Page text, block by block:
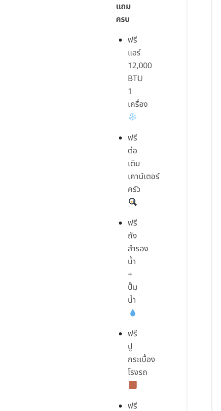
แถม
ครบ
ฟรี
แอร์
12,000
BTU
1
เครื่อง
ฟรี
ต่อ
เติม
เคาน์เตอร์
ครัว
ฟรี
ถัง
สำรอง
น้ำ
+
ปั๊ม
น้ำ
ฟรี
ปู
กระเบื้อง
โรงรถ
ฟรี